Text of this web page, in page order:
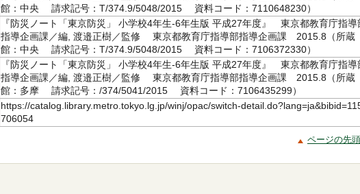
館：中央 請求記号：T/374.9/5048/2015 資料コード：7110648230）
『防災ノート「東京防災」 小学校4年生-6年生版 平成27年度』 東京都教育庁指導
指導企画課／編, 渡邉正樹／監修 東京都教育庁指導部指導企画課 2015.8（所蔵
館：中央 請求記号：T/374.9/5048/2015 資料コード：7106372330）
『防災ノート「東京防災」 小学校4年生-6年生版 平成27年度』 東京都教育庁指導
指導企画課／編, 渡邉正樹／監修 東京都教育庁指導部指導企画課 2015.8（所蔵
館：多摩 請求記号：/374/5041/2015 資料コード：7106435299）
https://catalog.library.metro.tokyo.lg.jp/winj/opac/switch-
706054
ページの先